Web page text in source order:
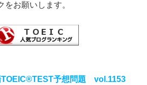
をお願いします。
TOEIC®TEST予想問題 vol.1153